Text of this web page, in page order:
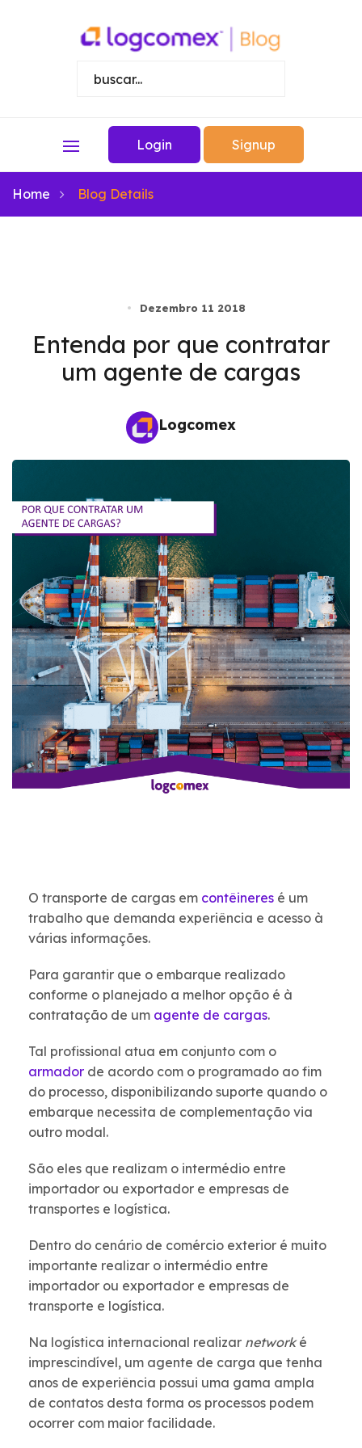
Login Signup
Home Blog Details
Dezembro 11 2018
Entenda por que contratar
um agente de cargas
Logcomex
O transporte de cargas em contêineres é um
trabalho que demanda experiência e acesso à
várias informações.
Para garantir que o embarque realizado
conforme o planejado a melhor opção é à
contratação de um agente de cargas.
Tal profissional atua em conjunto com o
armador de acordo com o programado ao fim
do processo, disponibilizando suporte quando o
embarque necessita de complementação via
outro modal.
São eles que realizam o intermédio entre
importador ou exportador e empresas de
transportes e logística.
Dentro do cenário de comércio exterior é muito
importante realizar o intermédio entre
importador ou exportador e empresas de
transporte e logística.
Na logística internacional realizar networké
imprescindível, um agente de carga que tenha
anos de experiência possui uma gama ampla
de contatos desta forma os processos podem
ocorrer com maior facilidade.